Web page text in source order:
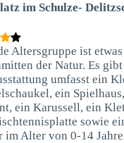
im Schulze-
Altersgruppe ist
der Natur. Es
umfasst ein
ein
ein Karussell, ein
sowie
im Alter von 0-14